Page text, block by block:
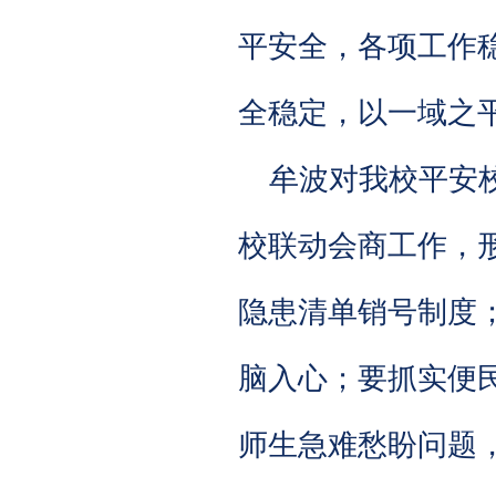
平安全，各项工作
全稳定，以一域之
牟波对我校平安
校联动会商工作，
隐患清单销号制度
脑入心；要抓实便
师生急难愁盼问题